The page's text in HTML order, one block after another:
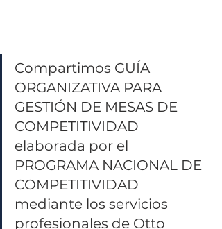
Compartimos GUÍA
ORGANIZATIVA PARA
GESTIÓN DE MESAS DE
COMPETITIVIDAD
elaborada por el
PROGRAMA NACIONAL DE
COMPETITIVIDAD
mediante los servicios
profesionales de Otto